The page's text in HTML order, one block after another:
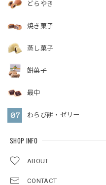
どらやき
焼き菓子
蒸し菓子
餅菓子
最中
わらび餅・ゼリー
SHOP INFO
ABOUT
CONTACT